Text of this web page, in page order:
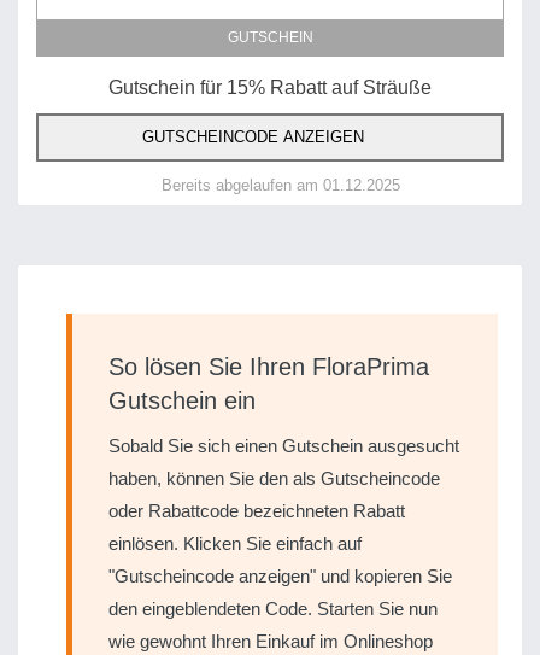
GUTSCHEIN
Gutschein für 15% Rabatt auf Sträuße
GUTSCHEINCODE ANZEIGEN
Bereits abgelaufen am 01.12.2025
So lösen Sie Ihren FloraPrima
Gutschein ein
Sobald Sie sich einen Gutschein ausgesucht
haben, können Sie den als Gutscheincode
oder Rabattcode bezeichneten Rabatt
einlösen. Klicken Sie einfach auf
"Gutscheincode anzeigen" und kopieren Sie
den eingeblendeten Code. Starten Sie nun
wie gewohnt Ihren Einkauf im Onlineshop